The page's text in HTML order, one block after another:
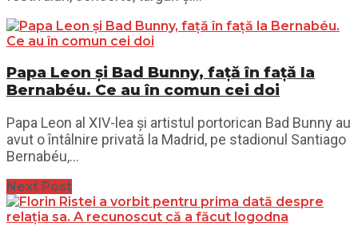
Papa Leon și Bad Bunny, față în față la
Bernabéu. Ce au în comun cei doi
Papa Leon al XIV-lea și artistul portorican Bad Bunny au
avut o întâlnire privată la Madrid, pe stadionul Santiago
Bernabéu,...
Next Post